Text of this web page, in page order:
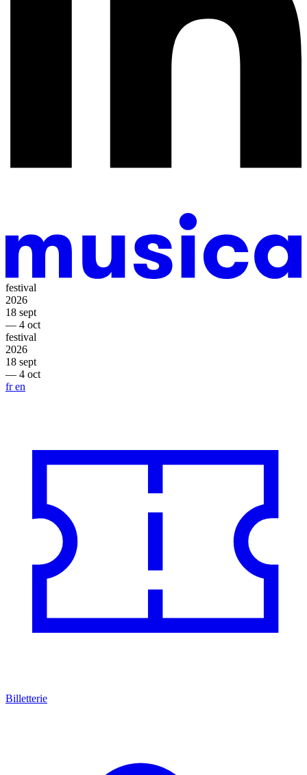
festival
2026
18 sept
— 4 oct
festival
2026
18 sept
— 4 oct
fren
Billetterie